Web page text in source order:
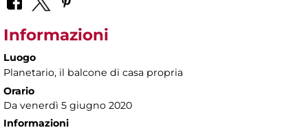
Informazioni
Luogo
Planetario, il balcone di casa propria
Orario
Da venerdì 5 giugno 2020
Informazioni